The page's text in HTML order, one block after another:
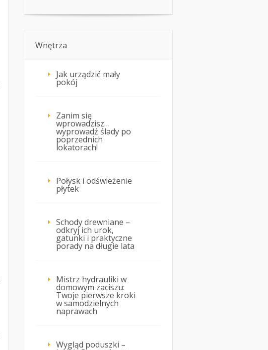
Wnętrza
Jak urządzić mały
pokój
Zanim się
wprowadzisz…
wyprowadź ślady po
poprzednich
lokatorach!
Połysk i odświeżenie
płytek
Schody drewniane –
odkryj ich urok,
gatunki i praktyczne
porady na długie lata
Mistrz hydrauliki w
domowym zaciszu:
Twoje pierwsze kroki
w samodzielnych
naprawach
Wygląd poduszki –